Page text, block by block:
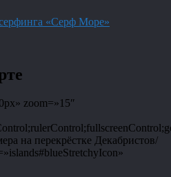
zoom=»15″
на перекрёстке Декабристов/